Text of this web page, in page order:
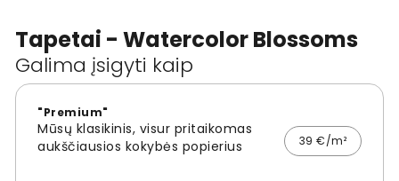
Tapetai - Watercolor Blossoms
Galima įsigyti kaip
"Premium"
Mūsų klasikinis, visur pritaikomas
aukščiausios kokybės popierius
39 €/m²